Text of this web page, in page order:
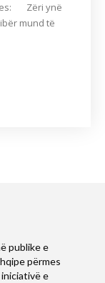
publike e
përmes
e